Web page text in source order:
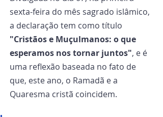
sexta-feira do mês sagrado islâmico,
a declaração tem como título
"Cristãos e Muçulmanos: o que
esperamos nos tornar juntos", e é
uma reflexão baseada no fato de
que, este ano, o Ramadã e a
Quaresma cristã coincidem.